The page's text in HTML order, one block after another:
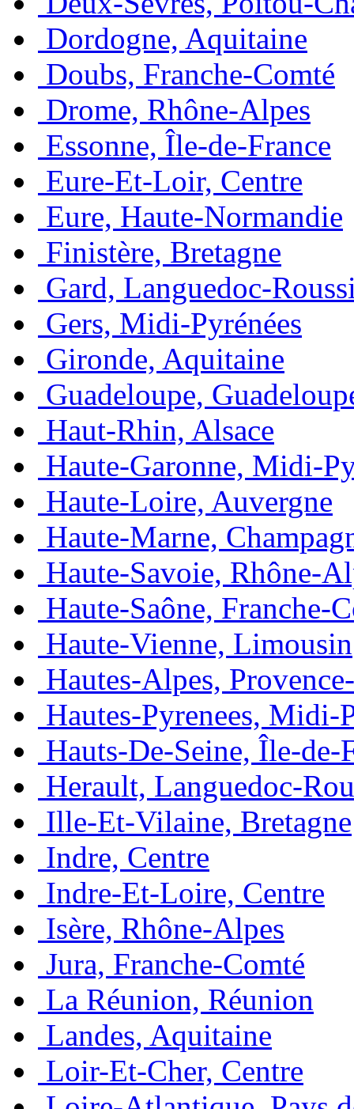
Dordogne, Aquitaine
Doubs, Franche-Comté
Drome, Rhône-Alpes
Essonne, Île-de-France
Eure-Et-Loir, Centre
Eure, Haute-Normandie
Finistère, Bretagne
Gard, Languedoc-
Gers, Midi-Pyrénées
Gironde, Aquitaine
Guadeloupe,
Haut-Rhin, Alsace
Haute-Garonne, Midi-
Haute-Loire, Auvergne
Haute-Marne,
Haute-Savoie, Rhône-
Haute-Saône, Franche-
Haute-Vienne, Limousin
Hautes-Alpes,
Hautes-Pyrenees, Midi-
Hauts-De-Seine, Île-de-
Herault, Languedoc-
Ille-Et-Vilaine, Bretagne
Indre, Centre
Indre-Et-Loire, Centre
Isère, Rhône-Alpes
Jura, Franche-Comté
La Réunion, Réunion
Landes, Aquitaine
Loir-Et-Cher, Centre